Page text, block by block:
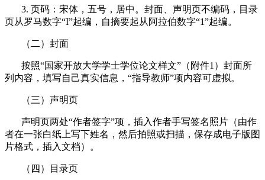
3. 页码：宋体，五号，居中。封面、声明页不编码，目录
页从罗马数字“I”起编，自摘要起从阿拉伯数字“1”起编。
（二）封面
按照“国家开放大学学士学位论文样文”（附件1 ）封面所
列内容，填写自己真实信息，“指导教师”项内容可虚拟。
（三）声明页
声明页两处“作者签字”项，插入作者手写签名照片（由作
者在一张白纸上写下姓名，然后拍照或扫描，保存成电子版图
片格式，插入文档）。
（四）目录页